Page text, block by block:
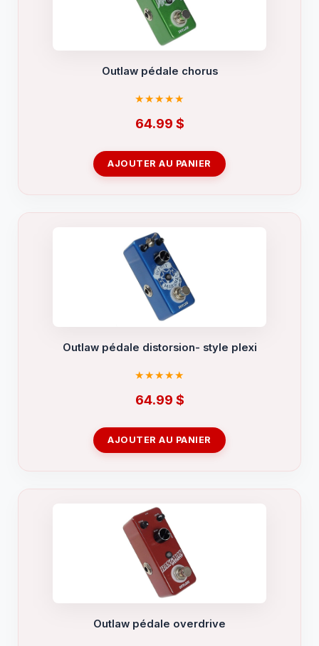
Outlaw pédale chorus
64.99 $
AJOUTER AU PANIER
Outlaw pédale distorsion- style plexi
64.99 $
AJOUTER AU PANIER
Outlaw pédale overdrive